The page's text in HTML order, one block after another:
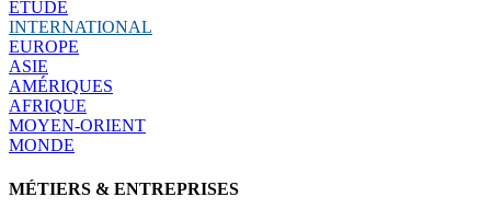
ÉTUDE
INTERNATIONAL
EUROPE
ASIE
AMÉRIQUES
AFRIQUE
MOYEN-ORIENT
MONDE
MÉTIERS & ENTREPRISES